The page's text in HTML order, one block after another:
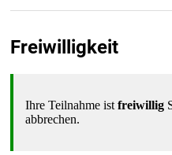
Freiwilligkeit
Ihre Teilnahme ist freiwillig
abbrechen.